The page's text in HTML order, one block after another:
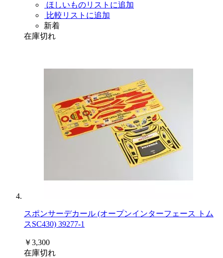
ほしいものリストに追加
比較リストに追加
新着
在庫切れ
スポンサーデカール (オープンインターフェース トム
スSC430) 39277-1
￥3,300
在庫切れ